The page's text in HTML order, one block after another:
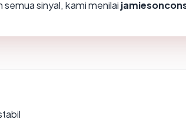
sinyal, kami menilai